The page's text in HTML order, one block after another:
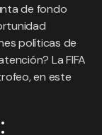
de fondo
políticas de
La FIFA
en este